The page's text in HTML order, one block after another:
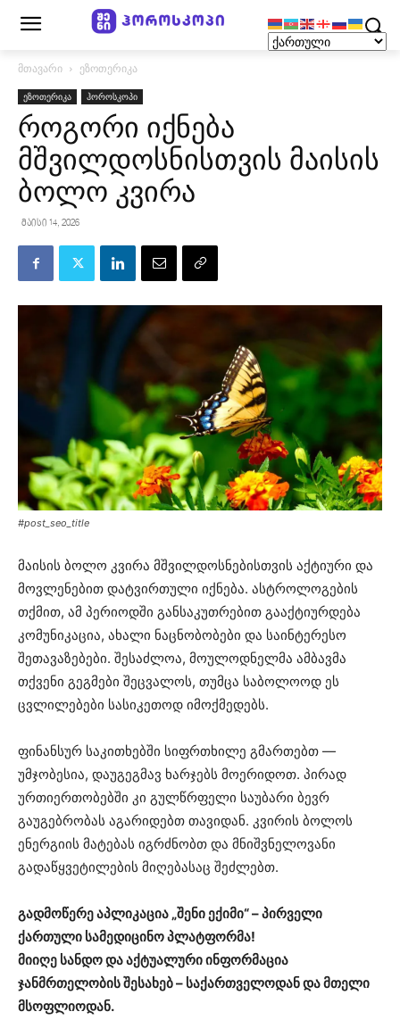
მთავარი ეზოთერიკა
ეზოთერიკა ჰოროსკოპი
როგორი იქნება
მშვილდოსნისთვის მაისის
ბოლო კვირა
მაისი 14, 2026
#post_seo_title
მაისის ბოლო კვირა მშვილდოსნებისთვის აქტიური და
მოვლენებით დატვირთული იქნება. ასტროლოგების
თქმით, ამ პერიოდში განსაკუთრებით გააქტიურდება
კომუნიკაცია, ახალი ნაცნობობები და საინტერესო
შეთავაზებები. შესაძლოა, მოულოდნელმა ამბავმა
თქვენი გეგმები შეცვალოს, თუმცა საბოლოოდ ეს
ცვლილებები სასიკეთოდ იმოქმედებს.
ფინანსურ საკითხებში სიფრთხილე გმართებთ —
უმჯობესია, დაუგეგმავ ხარჯებს მოერიდოთ. პირად
ურთიერთობებში კი გულწრფელი საუბარი ბევრ
გაუგებრობას აგარიდებთ თავიდან. კვირის ბოლოს
ენერგიის მატებას იგრძნობთ და მნიშვნელოვანი
გადაწყვეტილების მიღებასაც შეძლებთ.
გადმოწერე აპლიკაცია „შენი ექიმი“ – პირველი
ქართული სამედიცინო პლატფორმა!
მიიღე სანდო და აქტუალური ინფორმაცია
ჯანმრთელობის შესახებ – საქართველოდან და მთელი
მსოფლიოდან.